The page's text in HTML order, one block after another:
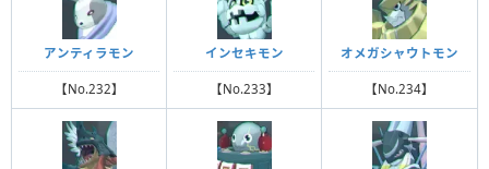
アンティラモン
【No.232】
インセキモン
【No.233】
オメガシャウトモン
【No.234】